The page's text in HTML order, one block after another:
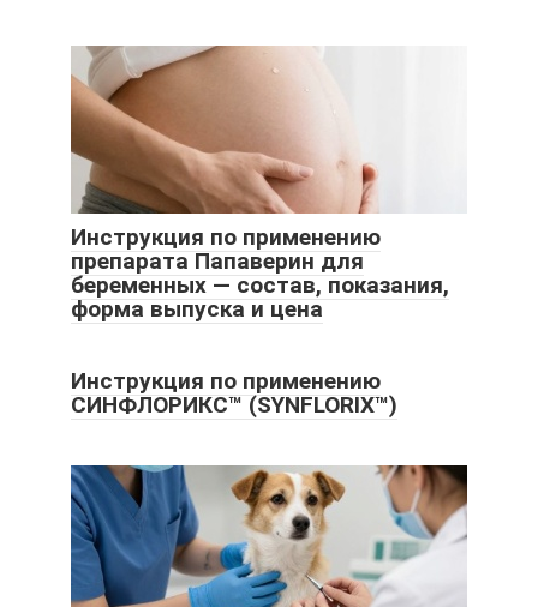
Инструкция по применению
препарата Папаверин для
беременных — состав, показания,
форма выпуска и цена
Инструкция по применению
СИНФЛОРИКС™ (SYNFLORIX™)